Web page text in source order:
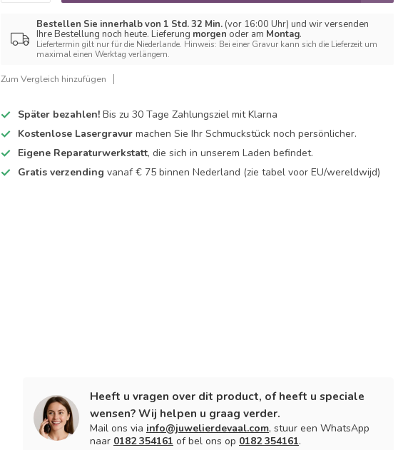
Bestellen Sie innerhalb von 1 Std. 32 Min. (vor 16:00 Uhr) und wir versenden
Ihre Bestellung noch heute. Lieferung morgen oder am Montag.
Liefertermin gilt nur für die Niederlande. Hinweis: Bei einer Gravur kann sich die Lieferzeit um
maximal einen Werktag verlängern.
Zum Vergleich hinzufügen
Später bezahlen! Bis zu 30 Tage Zahlungsziel mit Klarna
Kostenlose Lasergravur machen Sie Ihr Schmuckstück noch persönlicher.
Eigene Reparaturwerkstatt, die sich in unserem Laden befindet.
Gratis verzending vanaf € 75 binnen Nederland (zie tabel voor EU/wereldwijd)
Heeft u vragen over dit product, of heeft u speciale
wensen? Wij helpen u graag verder.
Mail ons via info@juwelierdevaal.com, stuur een WhatsApp
naar 0182 354161 of bel ons op 0182 354161.